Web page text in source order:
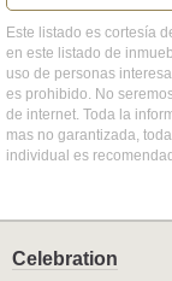
Este listado es cortesía
en este listado de
uso de personas
es prohibido. No
de internet. Toda la
mas no garantizada,
individual es
Celebration